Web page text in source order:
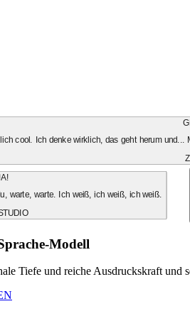
cool. Ich denke wirklich, das geht herum
warte, warte. Ich weiß, ich weiß, ich weiß.
Modell
Tiefe und reiche Ausdruckskraft und